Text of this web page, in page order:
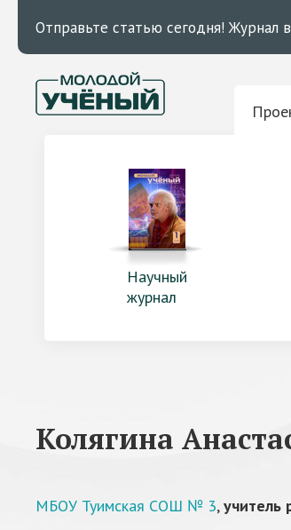
Отправьте статью сегодня! Журнал
Научный
журнал
Колягина
МБОУ Туимская СОШ № 3,учитель